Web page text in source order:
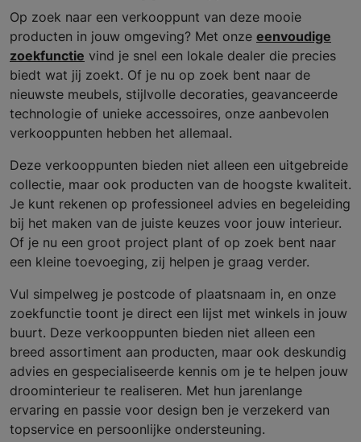
Op zoek naar een verkooppunt van deze mooie
producten in jouw omgeving? Met onze eenvoudige
zoekfunctie vind je snel een lokale dealer die precies
biedt wat jij zoekt. Of je nu op zoek bent naar de
nieuwste meubels, stijlvolle decoraties, geavanceerde
technologie of unieke accessoires, onze aanbevolen
verkooppunten hebben het allemaal.
Deze verkooppunten bieden niet alleen een uitgebreide
collectie, maar ook producten van de hoogste kwaliteit.
Je kunt rekenen op professioneel advies en begeleiding
bij het maken van de juiste keuzes voor jouw interieur.
Of je nu een groot project plant of op zoek bent naar
een kleine toevoeging, zij helpen je graag verder.
Vul simpelweg je postcode of plaatsnaam in, en onze
zoekfunctie toont je direct een lijst met winkels in jouw
buurt. Deze verkooppunten bieden niet alleen een
breed assortiment aan producten, maar ook deskundig
advies en gespecialiseerde kennis om je te helpen jouw
droominterieur te realiseren. Met hun jarenlange
ervaring en passie voor design ben je verzekerd van
topservice en persoonlijke ondersteuning.